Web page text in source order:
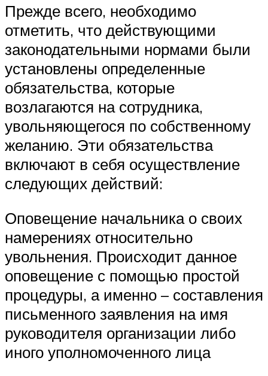
Прежде всего, необходимо
отметить, что действующими
законодательными нормами были
установлены определенные
обязательства, которые
возлагаются на сотрудника,
увольняющегося по собственному
желанию. Эти обязательства
включают в себя осуществление
следующих действий:
Оповещение начальника о своих
намерениях относительно
увольнения. Происходит данное
оповещение с помощью простой
процедуры, а именно – составления
письменного заявления на имя
руководителя организации либо
иного уполномоченного лица